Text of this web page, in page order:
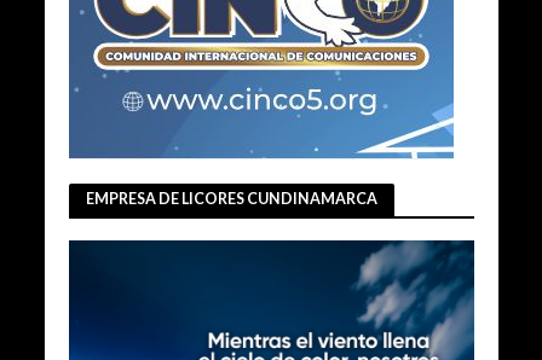
EMPRESA DE LICORES CUNDINAMARCA